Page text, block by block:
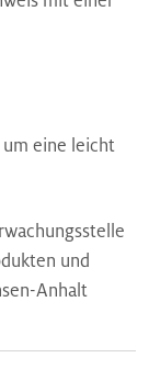
um eine leicht
und
Anhalt